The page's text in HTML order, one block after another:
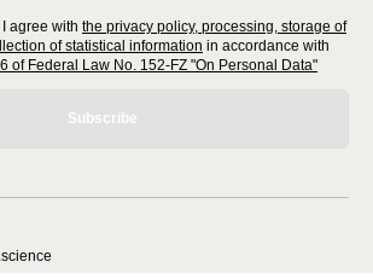
agree with the privacy policy, processing, storage of
of statistical information in accordance with
of Federal Law No. 152-FZ "On Personal Data"
Subscribe